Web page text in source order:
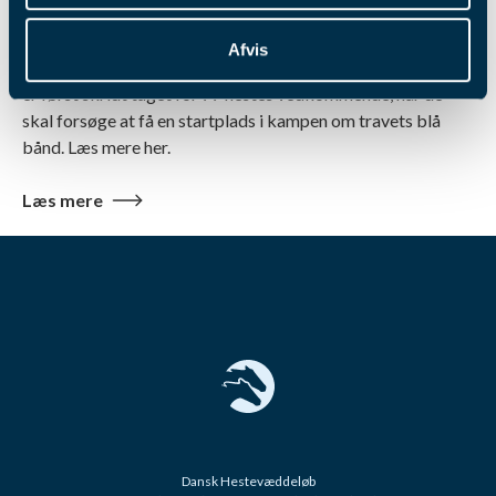
Afvis
Derby 2026
er først skridt taget for 77 hestes vedkommende, når de
skal forsøge at få en startplads i kampen om travets blå
bånd. Læs mere her.
Læs mere
Dansk Hestevæddeløb